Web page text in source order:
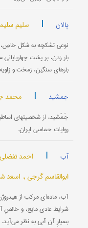
پالان | سلیم
نوعی تشکچه به شکل خاص،
بار زدن، بر پشت چهارپایانی
بارهای سنگین، زمخت و
جمشید | محمد
جَمْشید، از شخصیتهای
روایات حماسی ایران.
آب | احمد
ابوالقاسم گرجی , اسعد
شرایط عادی مایع، و خالصِ
بسیارِ آن آبی به نظر می‌آید.